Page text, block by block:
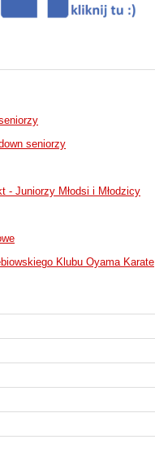
seniorzy
- Juniorzy Młodsi i Młodzicy
Klubu Oyama Karate